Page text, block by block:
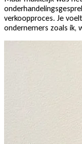
verkoopproces. Je
ondernemers zoals ik,